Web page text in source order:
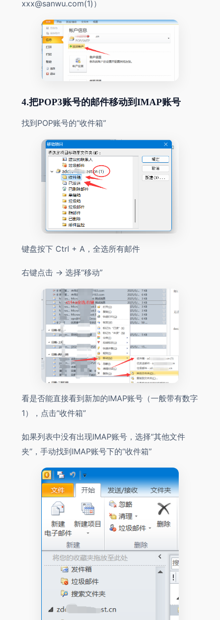
xxx@sanwu.com(1)）
4.把POP3账号的邮件移动到IMAP账号
找到POP账号的“收件箱”
键盘按下 Ctrl + A，全选所有邮件
右键点击 → 选择“移动”
看是否能直接看到新加的IMAP账号（一般带有数字
1），点击“收件箱”
如果列表中没有出现IMAP账号，选择“其他文件
夹”，手动找到IMAP账号下的“收件箱”